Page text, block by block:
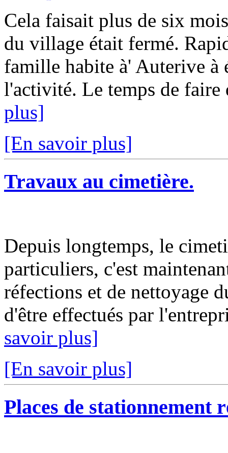
Cela faisait plus de six
du village était fermé.
famille habite à' Auterive à
l'activité. Le temps de faire
plus]
[En savoir plus]
Travaux au cimetière.
Depuis longtemps, le
particuliers, c'est
réfections et de nettoyage
d'être effectués par
savoir plus]
[En savoir plus]
Places de stationnement